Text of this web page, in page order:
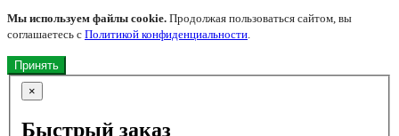
Мы используем файлы cookie. Продолжая пользоваться сайтом, вы
соглашаетесь с Политикой конфиденциальности.
Принять
×
Быстрый заказ